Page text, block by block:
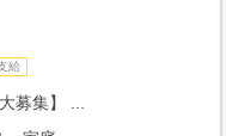
給
募集】 ...